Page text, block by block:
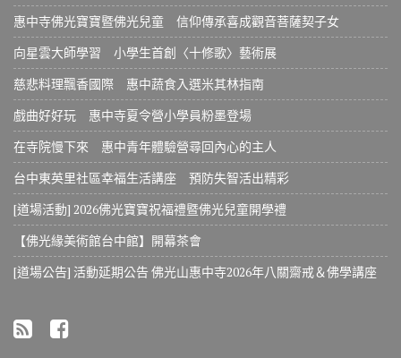
惠中寺佛光寶寶暨佛光兒童 信仰傳承喜成觀音菩薩契子女
向星雲大師學習 小學生首創〈十修歌〉藝術展
慈悲料理飄香國際 惠中蔬食入選米其林指南
戲曲好好玩 惠中寺夏令營小學員粉墨登場
在寺院慢下來 惠中青年體驗營尋回內心的主人
台中東英里社區幸福生活講座 預防失智活出精彩
[道場活動] 2026佛光寶寶祝福禮暨佛光兒童開學禮
【佛光緣美術館台中館】開幕茶會
[道場公告] 活動延期公告 佛光山惠中寺2026年八關齋戒＆佛學講座